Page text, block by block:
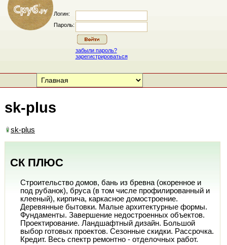
Логин:
Пароль:
забыли пароль?
зарегистрироваться
sk-plus
sk-plus
СК ПЛЮС
Строительство домов, бань из бревна (окоренное и
под рубанок), бруса (в том числе профилированный и
клееный), кирпича, каркасное домостроение.
Деревянные бытовки. Малые архитектурные формы.
Фундаменты. Завершение недостроенных объектов.
Проектирование. Ландшафтный дизайн. Большой
выбор готовых проектов. Сезонные скидки. Рассрочка.
Кредит. Весь спектр ремонтно - отделочных работ.